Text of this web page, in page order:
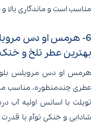
مناسب است و ماندگاری
6- هرمس او دس
بهترین عطر تلخ و خنک
عطری چندمنظوره، مناسب
تویلت با اسانس اولیه آب
شادابی و خنکی توأم با